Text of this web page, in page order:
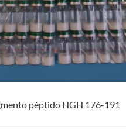
péptido HGH 176-191